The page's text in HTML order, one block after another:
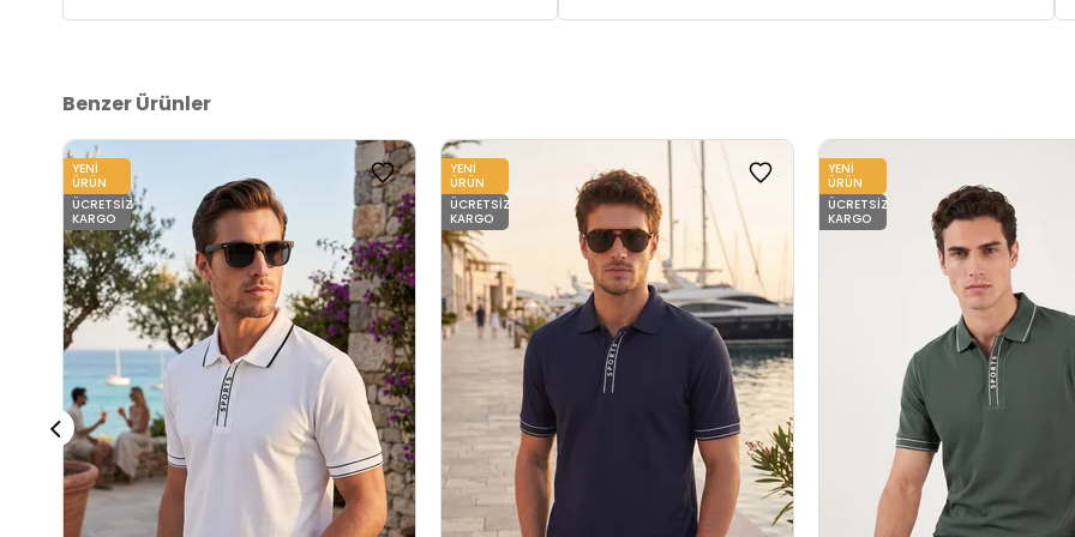
Benzer Ürünler
YENI
ÜRÜN
ÜCRETSIZ
KARGO
YENI
ÜRÜN
ÜCRETSIZ
KARGO
YENI
ÜRÜN
ÜCRETSIZ
KARGO